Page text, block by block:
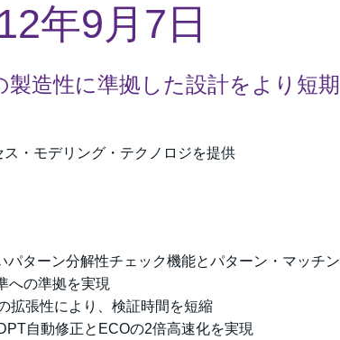
年9月7日
造性に準拠した設計をより短期
・モデリング・テクノロジを提供
ターン分解性チェック機能とパターン・マッチン
への準拠を実現
拡張性により、検証時間を短縮
自動修正とECOの2倍高速化を実現